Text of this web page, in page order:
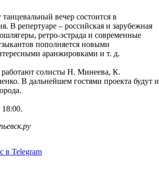
вечер состоится в
В репертуаре – российская и зарубежная
ретро-эстрада и современные
пополняется новыми
аранжировками и т. д.
работают солисты Н. Минеева, К.
В дальнейшем гостями проекта будут и
в Telegram